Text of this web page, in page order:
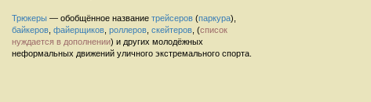
Трюкеры — обобщённое название трейсеров (паркура),
байкеров файерщиков роллеров скейтеров , (список
нуждается в дополнении) и других молодёжных
неформальных движений уличного экстремального спорта.